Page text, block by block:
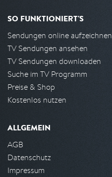
SO FUNKTIONIERT'S
Sendungen online aufzeichnen
TV Sendungen ansehen
TV Sendungen downloaden
Suche im TV Programm
Preise & Shop
Kostenlos nutzen
ALLGEMEIN
AGB
Datenschutz
Impressum